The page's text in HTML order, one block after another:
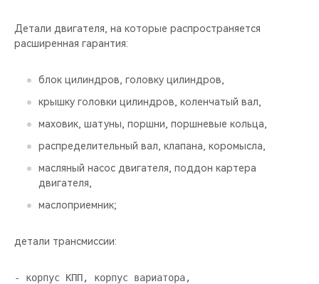
Детали двигателя, на которые распространяется
расширенная гарантия:
блок цилиндров, головку цилиндров,
крышку головки цилиндров, коленчатый вал,
маховик, шатуны, поршни, поршневые кольца,
распределительный вал, клапана, коромысла,
масляный насос двигателя, поддон картера
двигателя,
маслоприемник;
детали трансмиссии:
- корпус КПП, корпус вариатора,